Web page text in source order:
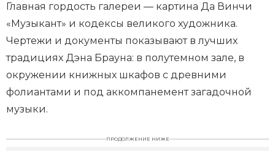
Главная гордость галереи — картина Да Винчи
«Музыкант» и кодексы великого художника.
Чертежи и документы показывают в лучших
традициях Дэна Брауна: в полутемном зале, в
окружении книжных шкафов с древними
фолиантами и под аккомпанемент загадочной
музыки.
ПРОДОЛЖЕНИЕ НИЖЕ